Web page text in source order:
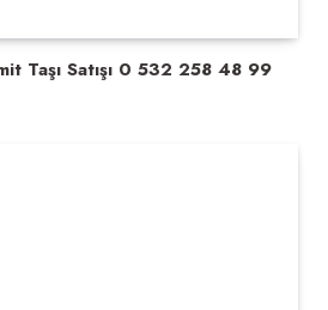
Taşı Satışı 0 532 258 48 99